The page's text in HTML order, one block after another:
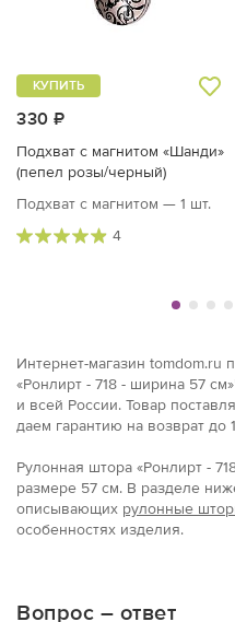
330 ₽
КУПИТЬ
Подхват с магнитом «Шанди»
(пепел розы/черный)
Подхват с магнитом — 1 шт.
4
Интернет-магазин tomdom.ru
«Ронлирт - 718 - ширина 57
и всей России. Товар
даем гарантию на возврат до
Рулонная штора «Ронлирт -
размерe 57 см. В разделе
описывающих рулонные
особенностях изделия.
Вопрос – ответ